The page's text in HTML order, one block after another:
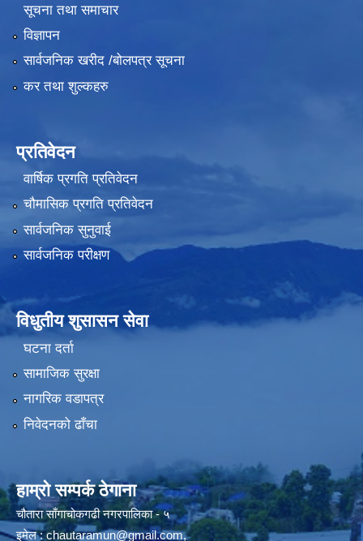
सूचना तथा समाचार
विज्ञापन
सार्वजनिक खरीद /बोलपत्र सूचना
कर तथा शुल्कहरु
प्रतिवेदन
वार्षिक प्रगति प्रतिवेदन
चौमासिक प्रगति प्रतिवेदन
सार्वजनिक सुनुवाई
सार्वजनिक परीक्षण
विधुतीय शुसासन सेवा
घटना दर्ता
सामाजिक सुरक्षा
नागरिक वडापत्र
निवेदनको ढाँचा
हाम्रो सम्पर्क ठेगाना
चौतारा साँगाचोकगढी नगरपालिका - ५
इमेल :chautaramun@gmail.com,